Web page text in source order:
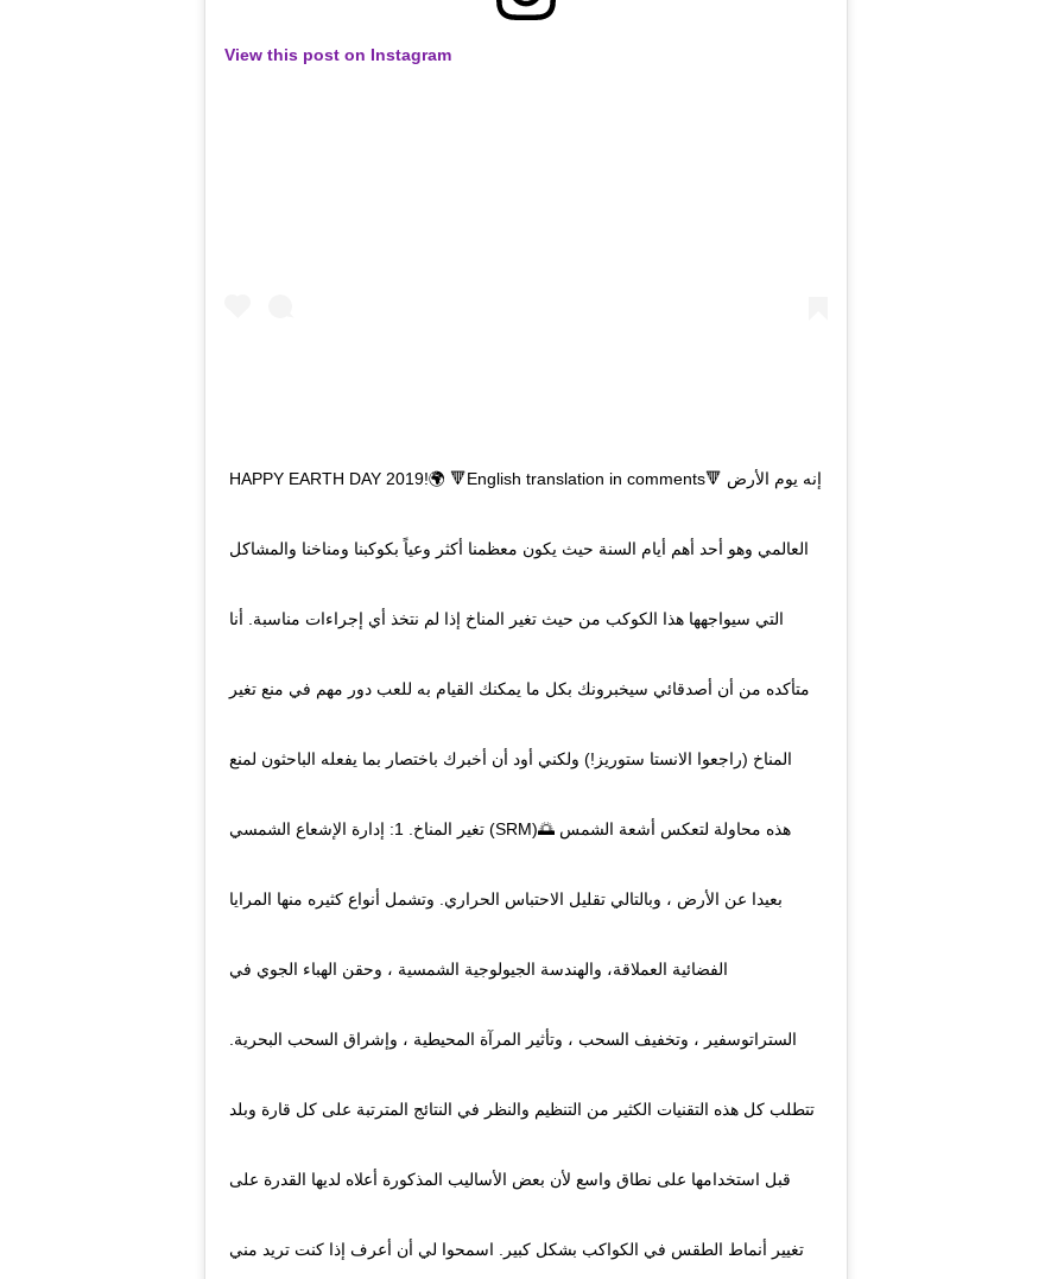
View this post on Instagram
HAPPY EARTH DAY 2019!🌍 🔻English translation in comments🔻 إنه يوم الأرض
العالمي وهو أحد أهم أيام السنة حيث يكون معظمنا أكثر وعياً بكوكبنا ومناخنا والمشاكل
التي سيواجهها هذا الكوكب من حيث تغير المناخ إذا لم نتخذ أي إجراءات مناسبة. أنا
متأكده من أن أصدقائي سيخبرونك بكل ما يمكنك القيام به للعب دور مهم في منع تغير
المناخ (راجعوا الانستا ستوريز!) ولكني أود أن أخبرك باختصار بما يفعله الباحثون لمنع
تغير المناخ. 1: إدارة الإشعاع الشمسي (SRM)🌅 هذه محاولة لتعكس أشعة الشمس
بعيدا عن الأرض ، وبالتالي تقليل الاحتباس الحراري. وتشمل أنواع كثيره منها المرايا
الفضائية العملاقة، والهندسة الجيولوجية الشمسية ، وحقن الهباء الجوي في
الستراتوسفير ، وتخفيف السحب ، وتأثير المرآة المحيطية ، وإشراق السحب البحرية.
تتطلب كل هذه التقنيات الكثير من التنظيم والنظر في النتائج المترتبة على كل قارة وبلد
قبل استخدامها على نطاق واسع لأن بعض الأساليب المذكورة أعلاه لديها القدرة على
تغيير أنماط الطقس في الكواكب بشكل كبير. اسمحوا لي أن أعرف إذا كنت تريد مني